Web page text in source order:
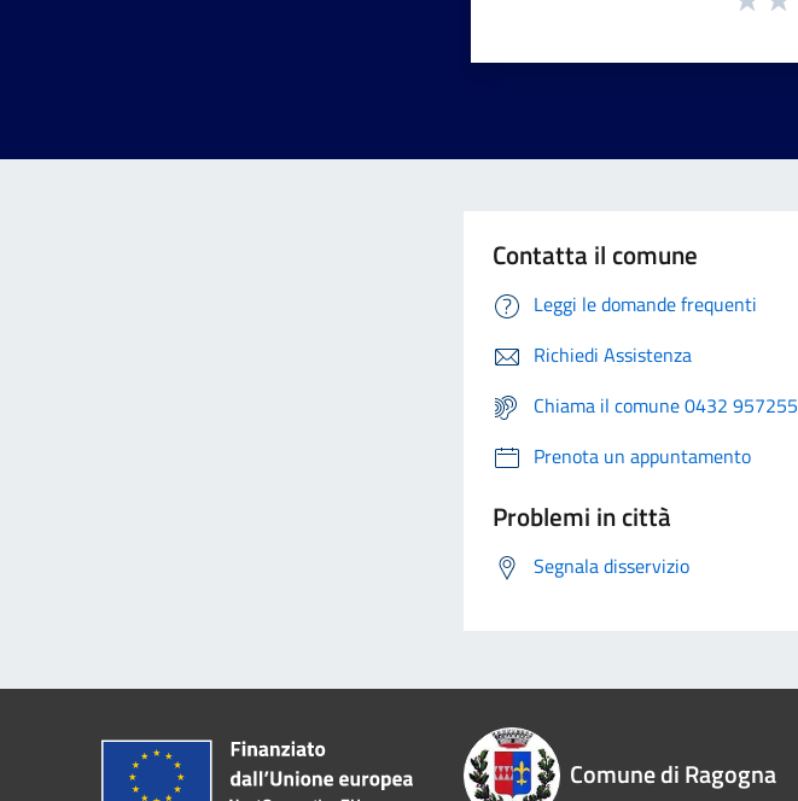
Contatta il comune
Leggi le domande frequenti
Richiedi Assistenza
Chiama il comune 0432 957255
Prenota un appuntamento
Problemi in città
Segnala disservizio
Comune di Ragogna